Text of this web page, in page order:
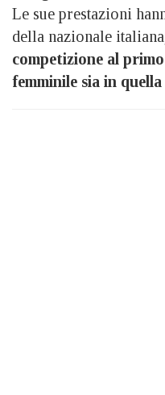
Le sue prestazioni
della nazionale
competizione al
femminile sia in